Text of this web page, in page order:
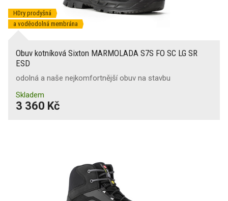
HDry prodyšná
a voděodolná membrána
Obuv kotníková Sixton MARMOLADA S7S FO SC LG SR
ESD
odolná a naše nejkomfortnější obuv na stavbu
Skladem
3 360 Kč